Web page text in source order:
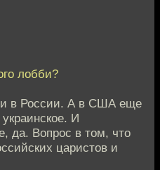
лобби?
и в России. А в США еще
И
да. Вопрос в том, что
царистов и